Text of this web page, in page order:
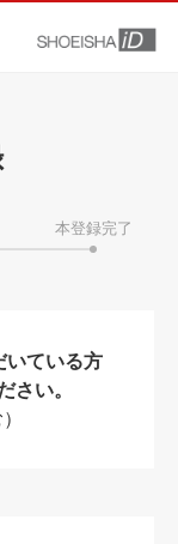
本登録完了
ている方
さい。